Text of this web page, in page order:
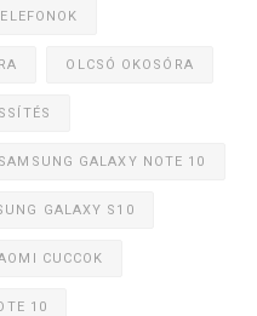
OLCSÓ OKOSÓRA
SAMSUNG GALAXY NOTE 10
GALAXY S10
CUCCOK
10